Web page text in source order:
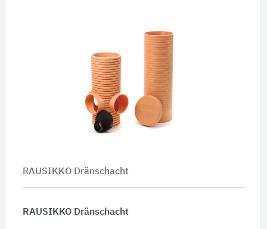
RAUSIKKO Dränschacht
RAUSIKKO Dränschacht